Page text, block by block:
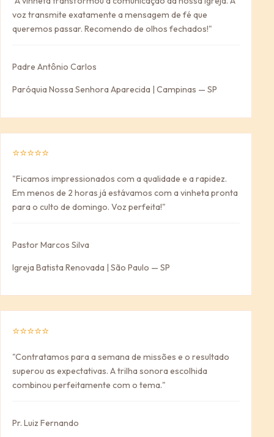
voz transmite exatamente a mensagem de fé que
queremos passar. Recomendo de olhos fechados!"
Padre Antônio Carlos
Paróquia Nossa Senhora Aparecida | Campinas — SP
⭐⭐⭐⭐⭐
"Ficamos impressionados com a qualidade e a rapidez.
Em menos de 2 horas já estávamos com a vinheta pronta
para o culto de domingo. Voz perfeita!"
Pastor Marcos Silva
Igreja Batista Renovada | São Paulo — SP
⭐⭐⭐⭐⭐
"Contratamos para a semana de missões e o resultado
superou as expectativas. A trilha sonora escolhida
combinou perfeitamente com o tema."
Pr. Luiz Fernando